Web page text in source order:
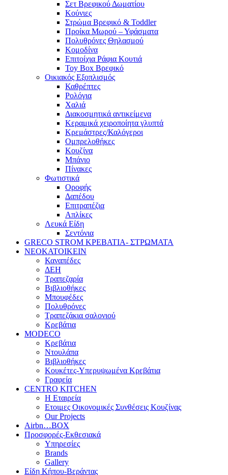
Σετ Βρεφικού Δωματίου
Κούνιες
Στρώμα Βρεφικό & Toddler
Προίκα Μωρού – Υφάσματα
Πολυθρόνες Θηλασμού
Κομοδίνα
Επιτοίχια Ράφια Κουτιά
Toy Box Βρεφικό
Οικιακός Εξοπλισμός
Καθρέπτες
Ρολόγια
Χαλιά
Διακοσμητικά αντικείμενα
Κεραμικά χειροποίητα γλυπτά
Κρεμάστρες/Καλόγεροι
Ομπρελοθήκες
Κουζίνα
Μπάνιο
Πίνακες
Φωτιστικά
Οροφής
Δαπέδου
Επιτραπέζια
Απλίκες
Λευκά Είδη
Σεντόνια
GRECO STROM ΚΡΕΒΑΤΙΑ- ΣΤΡΩΜΑΤΑ
ΝΕΟΚΑΤΟΙΚΕΙΝ
Καναπέδες
ΔΕΗ
Τραπεζαρία
Βιβλιοθήκες
Μπουφέδες
Πολυθρόνες
Τραπεζάκια σαλονιού
Κρεβάτια
MODECO
Κρεβάτια
Ντουλάπα
Βιβλιοθήκες
Κουκέτες-Υπερυψωμένα Κρεβάτια
Γραφεία
CENTRO KITCHEN
Η Εταιρεία
Ετοιμες Οικονομικές Συνθέσεις Κουζίνας
Our Projects
Airbn…BOX
Προσφορές-Εκθεσιακά
Υπηρεσίες
Brands
Gallery
Είδη Κήπου-Βεράντας